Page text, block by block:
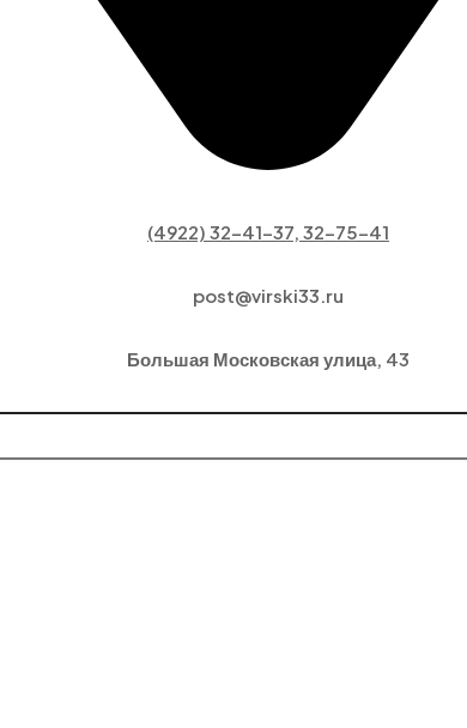
(4922) 32-41-37, 32-75-41
post@virski33.ru
Большая Московская улица, 43